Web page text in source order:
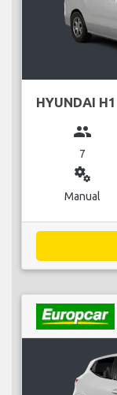
HYUNDAI H1
group
7
miscellaneous_services
Manual